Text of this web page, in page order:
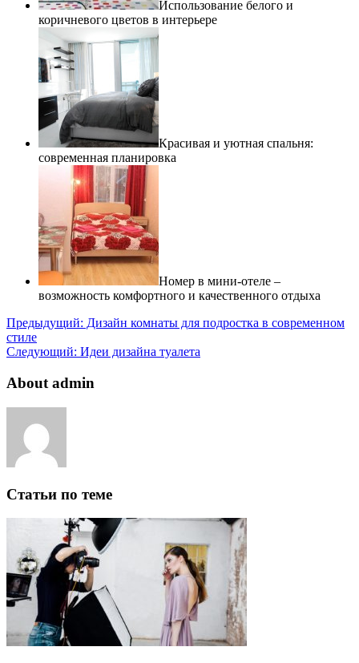
Использование белого и
коричневого цветов в интерьере
Красивая и уютная спальня:
современная планировка
Номер в мини-отеле –
возможность комфортного и качественного отдыха
Предыдущий: Дизайн комнаты для подростка в современном
стиле
Следующий: Идеи дизайна туалета
About admin
Статьи по теме